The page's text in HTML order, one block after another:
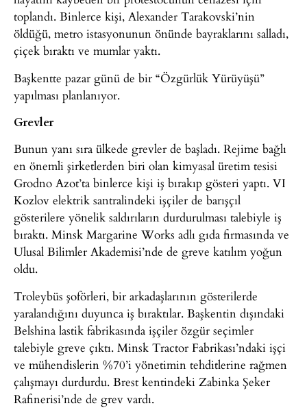
toplandı. Binlerce kişi, Alexander Tarakovski’nin
öldüğü, metro istasyonunun önünde bayraklarını salladı,
çiçek bıraktı ve mumlar yaktı.
Başkentte pazar günü de bir “Özgürlük Yürüyüşü”
yapılması planlanıyor.
Grevler
Bunun yanı sıra ülkede grevler de başladı. Rejime bağlı
en önemli şirketlerden biri olan kimyasal üretim tesisi
Grodno Azot’ta binlerce kişi iş bırakıp gösteri yaptı. VI
Kozlov elektrik santralindeki işçiler de barışçıl
gösterilere yönelik saldırıların durdurulması talebiyle iş
bıraktı. Minsk Margarine Works adlı gıda firmasında ve
Ulusal Bilimler Akademisi’nde de greve katılım yoğun
oldu.
Troleybüs şoförleri, bir arkadaşlarının gösterilerde
yaralandığını duyunca iş bıraktılar. Başkentin dışındaki
Belshina lastik fabrikasında işçiler özgür seçimler
talebiyle greve çıktı. Minsk Tractor Fabrikası’ndaki işçi
ve mühendislerin %70’i yönetimin tehditlerine rağmen
çalışmayı durdurdu. Brest kentindeki Zabinka Şeker
Rafinerisi’nde de grev vardı.